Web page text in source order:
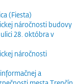
(Fiesta)
náročnosti budovy
28. októbra v
náročnosti
a